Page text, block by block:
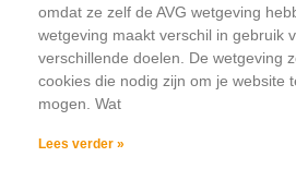
omdat ze zelf de AVG wetgeving
wetgeving maakt verschil in gebruik
verschillende doelen. De wetgeving
cookies die nodig zijn om je website
mogen. Wat
Lees verder »